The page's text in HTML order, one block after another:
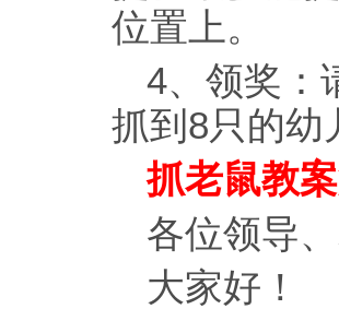
位置上。
4、领奖：
抓到8只的幼
抓老鼠教
各位领导
大家好！